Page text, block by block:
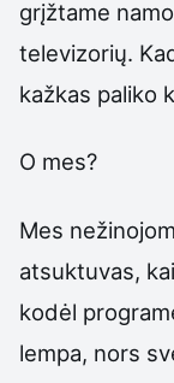
grįžtame
televizorių.
kažkas paliko
O mes?
Mes
atsuktuvas,
kodėl
lempa, nors